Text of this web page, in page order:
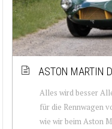
ASTON MARTIN
Alles wird besser
für die Rennwagen
wie wir beim Aston